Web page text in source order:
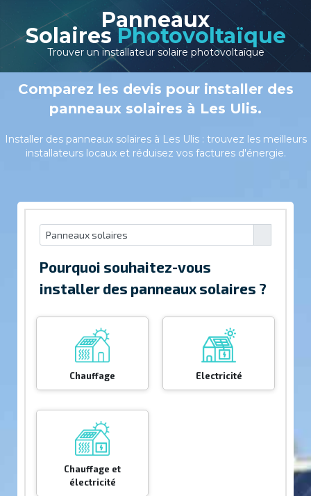
Panneaux
Solaires Photovoltaïque
Trouver un installateur solaire photovoltaïque
Comparez les devis pour installer des
panneaux solaires à Les Ulis.
Installer des panneaux solaires à Les Ulis : trouvez les meilleurs
installateurs locaux et réduisez vos factures d'énergie.